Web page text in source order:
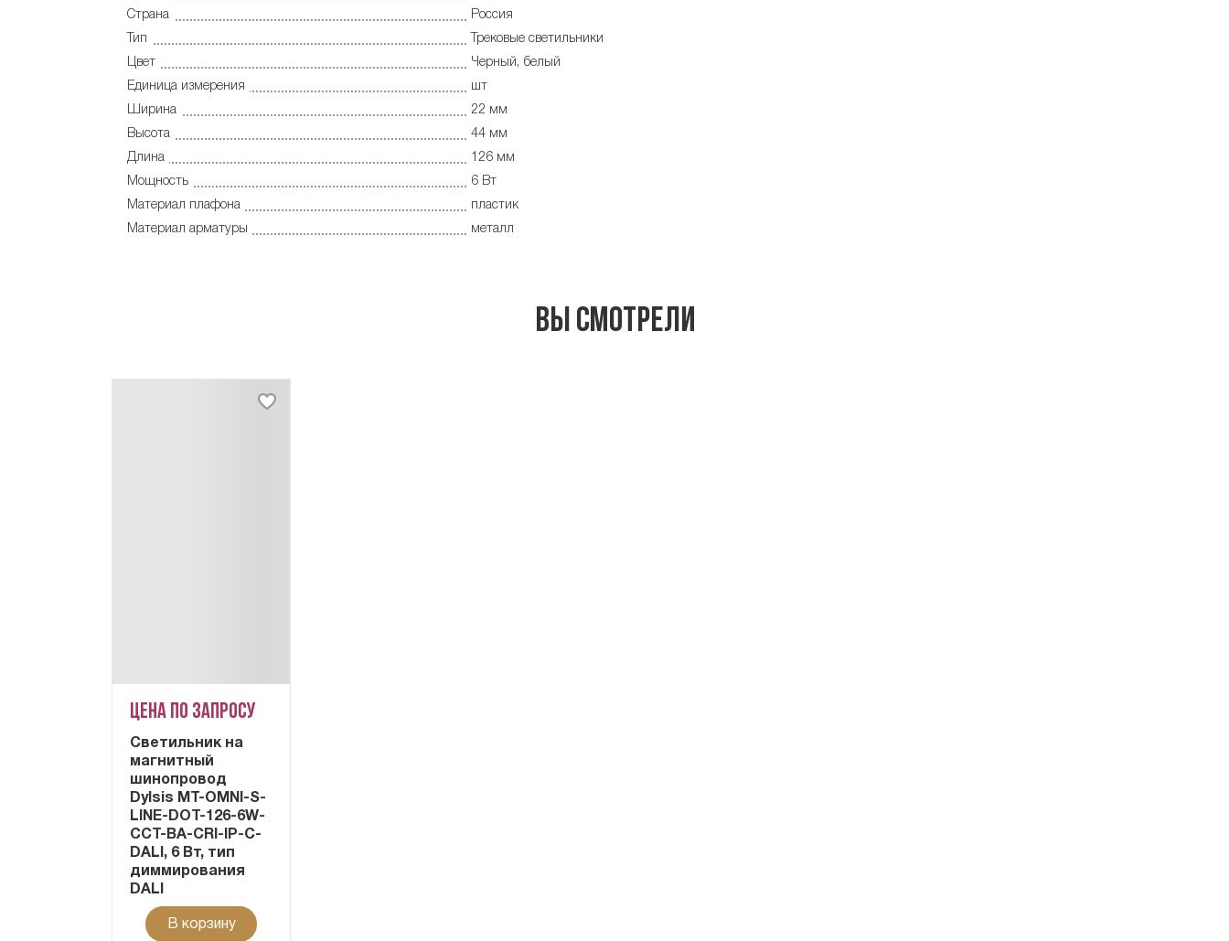
Страна
Россия
Тип
Трековые светильники
Цвет
Черный, белый
Единица измерения
шт
Ширина
22 мм
Высота
44 мм
Длина
126 мм
Мощность
6 Вт
Материал плафона
пластик
Материал арматуры
металл
Вы смотрели
Цена по запросу
Cветильник на
магнитный
шинопровод
Dylsis MT-OMNI-S-
LINE-DOT-126-6W-
CCT-BA-CRI-IP-C-
DALI, 6 Вт, тип
диммирования
DALI
В корзину